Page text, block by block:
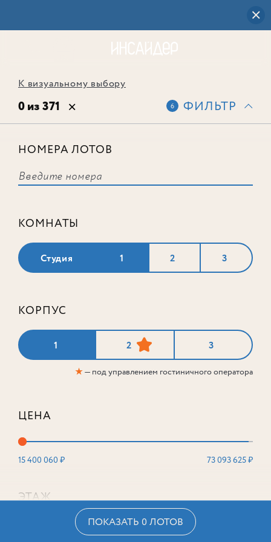
К визуальному выбору
0 из 371 6 ФИЛЬТР
НОМЕРА ЛОТОВ
КОМНАТЫ
Студия 1 2 3
КОРПУС
1 2 3
★— под управлением гостиничного оператора
ЦЕНА
15 400 060 ₽ 73 093 625 ₽
ЭТАЖ
ПОКАЗАТЬ 0 ЛОТОВ
соответствует ни одного лота